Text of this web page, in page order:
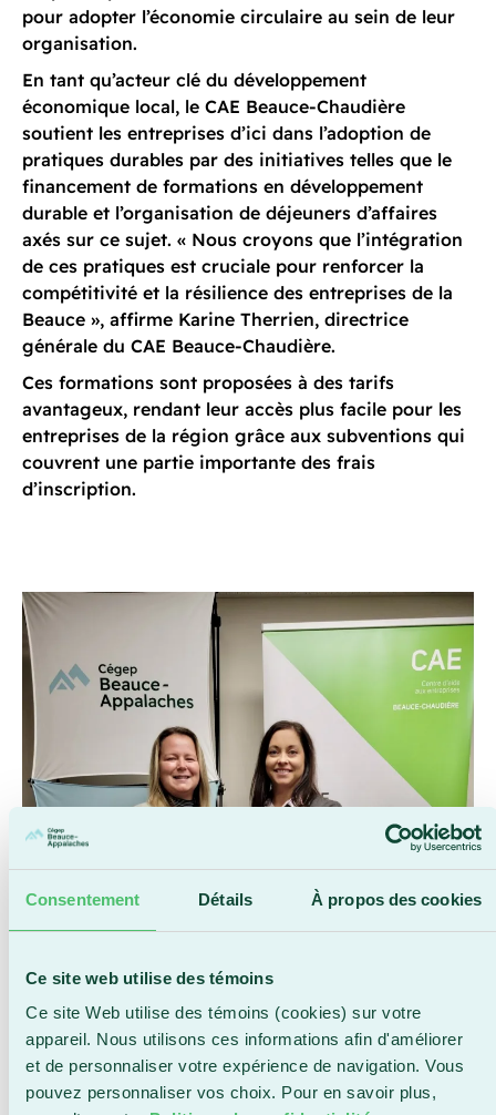
Consentement Détails À propos des cookies
Ce site web utilise des témoins
Ce site Web utilise des témoins (cookies) sur votre
appareil. Nous utilisons ces informations afin d'améliorer
et de personnaliser votre expérience de navigation. Vous
pouvez personnaliser vos choix. Pour en savoir plus,
pour adopter l’économie circulaire au sein de leur
organisation.
En tant qu’acteur clé du développement
économique local, le CAE Beauce-Chaudière
soutient les entreprises d’ici dans l’adoption de
pratiques durables par des initiatives telles que le
financement de formations en développement
durable et l’organisation de déjeuners d’affaires
axés sur ce sujet. « Nous croyons que l’intégration
de ces pratiques est cruciale pour renforcer la
compétitivité et la résilience des entreprises de la
Beauce », affirme Karine Therrien, directrice
générale du CAE Beauce-Chaudière.
Ces formations sont proposées à des tarifs
avantageux, rendant leur accès plus facile pour les
entreprises de la région grâce aux subventions qui
couvrent une partie importante des frais
d’inscription.